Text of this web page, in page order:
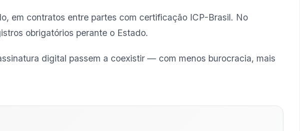
em contratos entre partes com certificação ICP-Brasil. No
obrigatórios perante o Estado.
digital passem a coexistir — com menos burocracia, mais